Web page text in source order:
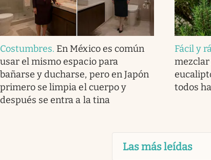
Costumbres. En México es común
usar el mismo espacio para
bañarse y ducharse, pero en Japón
primero se limpia el cuerpo y
después se entra a la tina
Fácil y
todos
Las más leídas